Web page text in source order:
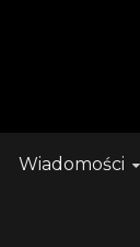
Wiadomości